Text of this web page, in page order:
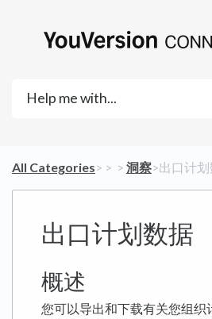
All Categories​>​ ​ > ​ ​ > ​ ​洞察​>​ 出口计
出口计划数据
概述
您可以导出和下载有关您组织